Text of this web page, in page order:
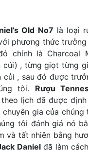
Old No7 là loại
phương thức
chính là Charcoal
củi) , từng giọt từng
củi , sau đó được
tôi. Rượu
lịch đã được
chuyên gia của
tôi đánh giá nó
và tất nhiên bằng
Danielđã làm